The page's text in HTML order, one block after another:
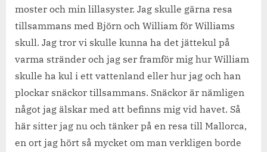
moster och min lillasyster. Jag skulle gärna resa
tillsammans med Björn och William för Williams
skull. Jag tror vi skulle kunna ha det jättekul på
varma stränder och jag ser framför mig hur William
skulle ha kul i ett vattenland eller hur jag och han
plockar snäckor tillsammans. Snäckor är nämligen
något jag älskar med att befinns mig vid havet. Så
här sitter jag nu och tänker på en resa till Mallorca,
en ort jag hört så mycket om man verkligen borde